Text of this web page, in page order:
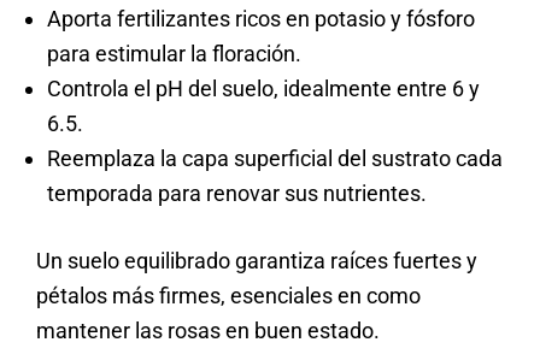
Aporta fertilizantes ricos en potasio y fósforo
para estimular la floración.
Controla el pH del suelo, idealmente entre 6 y
6.5.
Reemplaza la capa superficial del sustrato cada
temporada para renovar sus nutrientes.
Un suelo equilibrado garantiza raíces fuertes y
pétalos más firmes, esenciales en como
mantener las rosas en buen estado.